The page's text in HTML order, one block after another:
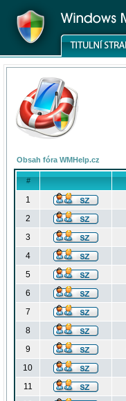
Obsah fóra WMHelp.cz
#
1
2
3
4
5
6
7
8
9
10
11